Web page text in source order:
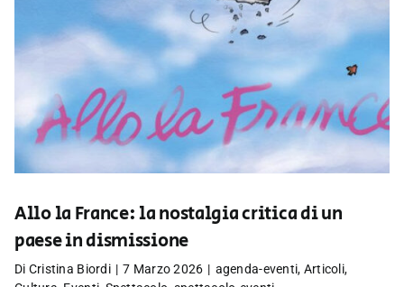
Allo la France: la nostalgia critica di un
paese in dismissione
Di Cristina Biordi | 7 Marzo 2026 | agenda-eventi, Articoli,